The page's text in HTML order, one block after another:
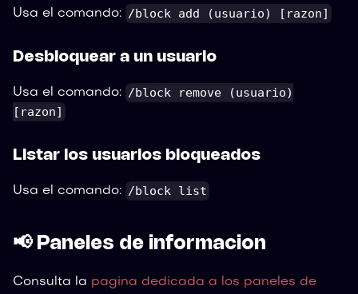
Usa el comando: /block add (usuario) [razon]
Desbloquear a un usuario
Usa el comando: /block remove (usuario)
[razon]
Listar los usuarios bloqueados
Usa el comando: /block list
📢 Paneles de informacion
Consulta la pagina dedicada a los paneles de